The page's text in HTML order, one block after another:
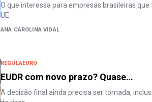
O que interessa para empresas brasileiras
UE
ANA CAROLINA VIDAL
REGULAEURO
EUDR com novo prazo? Quase…
A decisão final ainda precisa ser tomada,